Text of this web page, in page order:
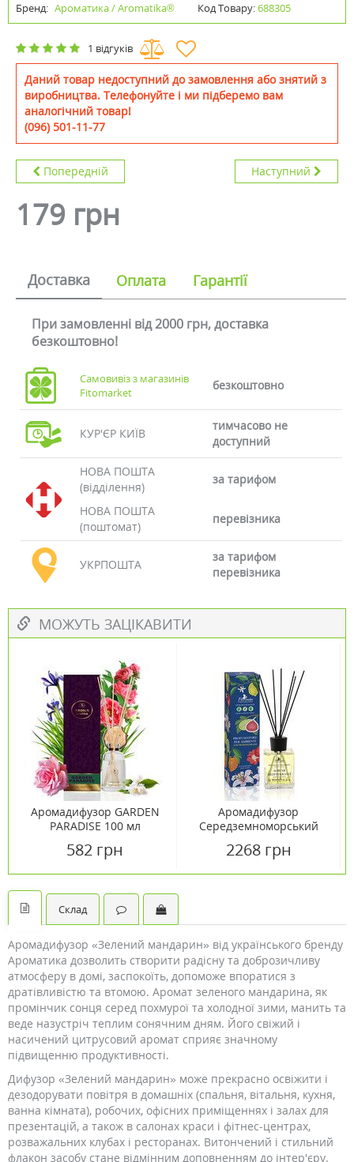
Бренд: Ароматика / Aromatika® Код Товару:688305
1 відгуків
Даний товар недоступний до замовлення або знятий з
виробництва. Телефонуйте і ми підберемо вам
аналогічний товар!
(096) 501-11-77
Попередній Наступний
179 грн
Доставка Оплата Гарантії
При замовленні від 2000 грн, доставка
безкоштовно!
Самовивіз з магазинів
Fitomarket
безкоштовно
КУР'ЄР КИЇВ
тимчасово не
доступний
НОВА ПОШТА
(відділення)
за тарифом
НОВА ПОШТА
(поштомат)
перевізника
УКРПОШТА
за тарифом
перевізника
МОЖУТЬ ЗАЦІКАВИТИ
Аромадифузор GARDEN
PARADISE 100 мл
582 грн
Аромадифузор
Середземноморський
Флорінда / Florinda
2268 грн
Склад
Аромадифузор «Зелений мандарин» від українського бренду
Ароматика дозволить створити радісну та доброзичливу
атмосферу в домі, заспокоїть, допоможе впоратися з
дратівливістю та втомою. Аромат зеленого мандарина, як
промінчик сонця серед похмурої та холодної зими, манить та
веде назустріч теплим сонячним дням. Його свіжий і
насичений цитрусовий аромат сприяє значному
підвищенню продуктивності.
Дифузор «Зелений мандарин» може прекрасно освіжити і
дезодорувати повітря в домашніх (спальня, вітальня, кухня,
ванна кімната), робочих, офісних приміщеннях і залах для
презентацій, а також в салонах краси і фітнес-центрах,
розважальних клубах і ресторанах. Витончений і стильний
флакон засобу стане відмінним доповненням до інтер'єру.